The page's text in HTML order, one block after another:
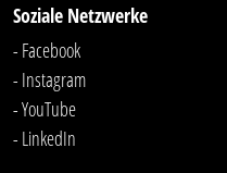
Soziale Netzwerke
- Facebook
- Instagram
- YouTube
- LinkedIn